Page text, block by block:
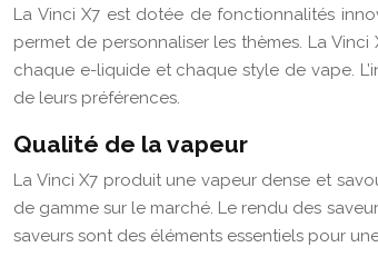
La Vinci X7 est dotée de fonctionnalités
permet de personnaliser les thèmes. La
chaque e-liquide et chaque style de vape.
de leurs préférences.
Qualité de la vapeur
La Vinci X7 produit une vapeur dense et
de gamme sur le marché. Le rendu des
saveurs sont des éléments essentiels pour